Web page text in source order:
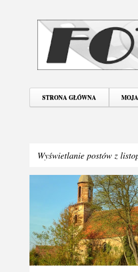
STRONA GŁÓWNA
Wyświetlanie postów z
s
t
y
DOKUMENTALNE JEZIORY DOLNE